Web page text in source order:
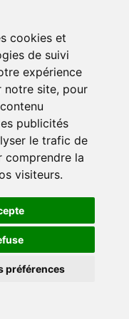
cookies et
de suivi
expérience
notre site, pour
publicités
le trafic de
comprendre la
visiteurs.
préférences